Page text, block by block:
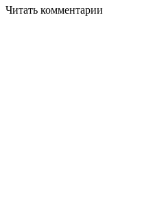
Читать комментарии